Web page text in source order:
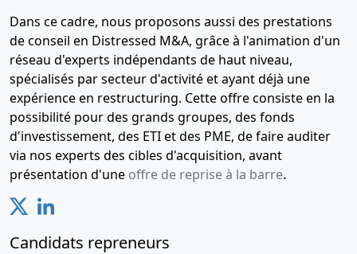
Dans ce cadre, nous proposons aussi des prestations
de conseil en Distressed M&A, grâce à l'animation d'un
réseau d'experts indépendants de haut niveau,
spécialisés par secteur d'activité et ayant déjà une
expérience en restructuring. Cette offre consiste en la
possibilité pour des grands groupes, des fonds
d'investissement, des ETI et des PME, de faire auditer
via nos experts des cibles d'acquisition, avant
présentation d'une offre de reprise à la barre.
Candidats repreneurs